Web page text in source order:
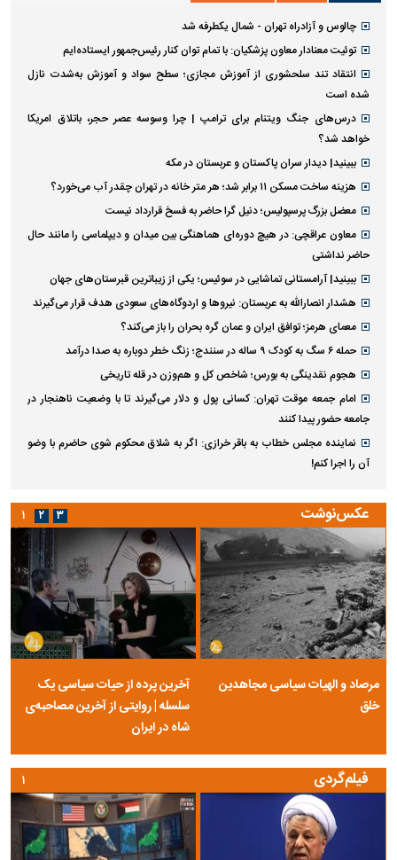
پیاده‌روی جاماندگان اربعین در تهران
چالوس و آزادراه تهران - شمال یکطرفه شد
توئیت معنادار معاون پزشکیان: با تمام توان کنار رئیس‌جمهور ایستاده‌ایم
انتقاد تند سلحشوری از آموزش مجازی؛ سطح سواد و آموزش به‌شدت نازل
شده است
درس‌های جنگ ویتنام برای ترامپ | چرا وسوسه عصر حجر، باتلاق امریکا
خواهد شد؟
ببینید| دیدار سران پاکستان و عربستان در مکه
هزینه ساخت مسکن ۱۱ برابر شد؛ هر متر خانه در تهران چقدر آب می‌خورد؟
معضل بزرگ پرسپولیس؛ دنیل گرا حاضر به فسخ قرارداد نیست
معاون عراقچی: در هیچ دوره‌ای هماهنگی بین میدان و دیپلماسی را مانند حال
ببینید| آرامستانی تماشایی در سوئیس؛ یکی از زیباترین قبرستان‌های جهان
هشدار انصارالله به عربستان: نیروها و اردوگاه‌های سعودی هدف قرار می‌گیرند
معمای هرمز؛ توافق ایران و عمان گره بحران را باز می‌کند؟
حمله ۶ سگ به کودک ۹ ساله در سنندج؛ زنگ خطر دوباره به صدا درآمد
هجوم نقدینگی به بورس؛ شاخص کل و هم‌وزن در قله تاریخی
امام جمعه موقت تهران: کسانی پول و دلار می‌گیرند تا با وضعیت ناهنجار در
جامعه حضور پیدا کنند
نماینده مجلس خطاب به باقر خرازی: اگر به شلاق محکوم شوی حاضرم با وضو
آن را اجرا کنم!